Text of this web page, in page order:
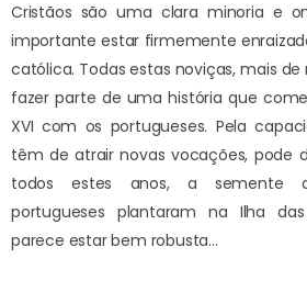
Cristãos são uma clara minoria e
importante estar firmemente
católica. Todas estas noviças, mais
fazer parte de uma história que
XVI com os portugueses. Pela
têm de atrair novas vocações, pode
todos estes anos, a semente
portugueses plantaram na Ilha
parece estar bem robusta…